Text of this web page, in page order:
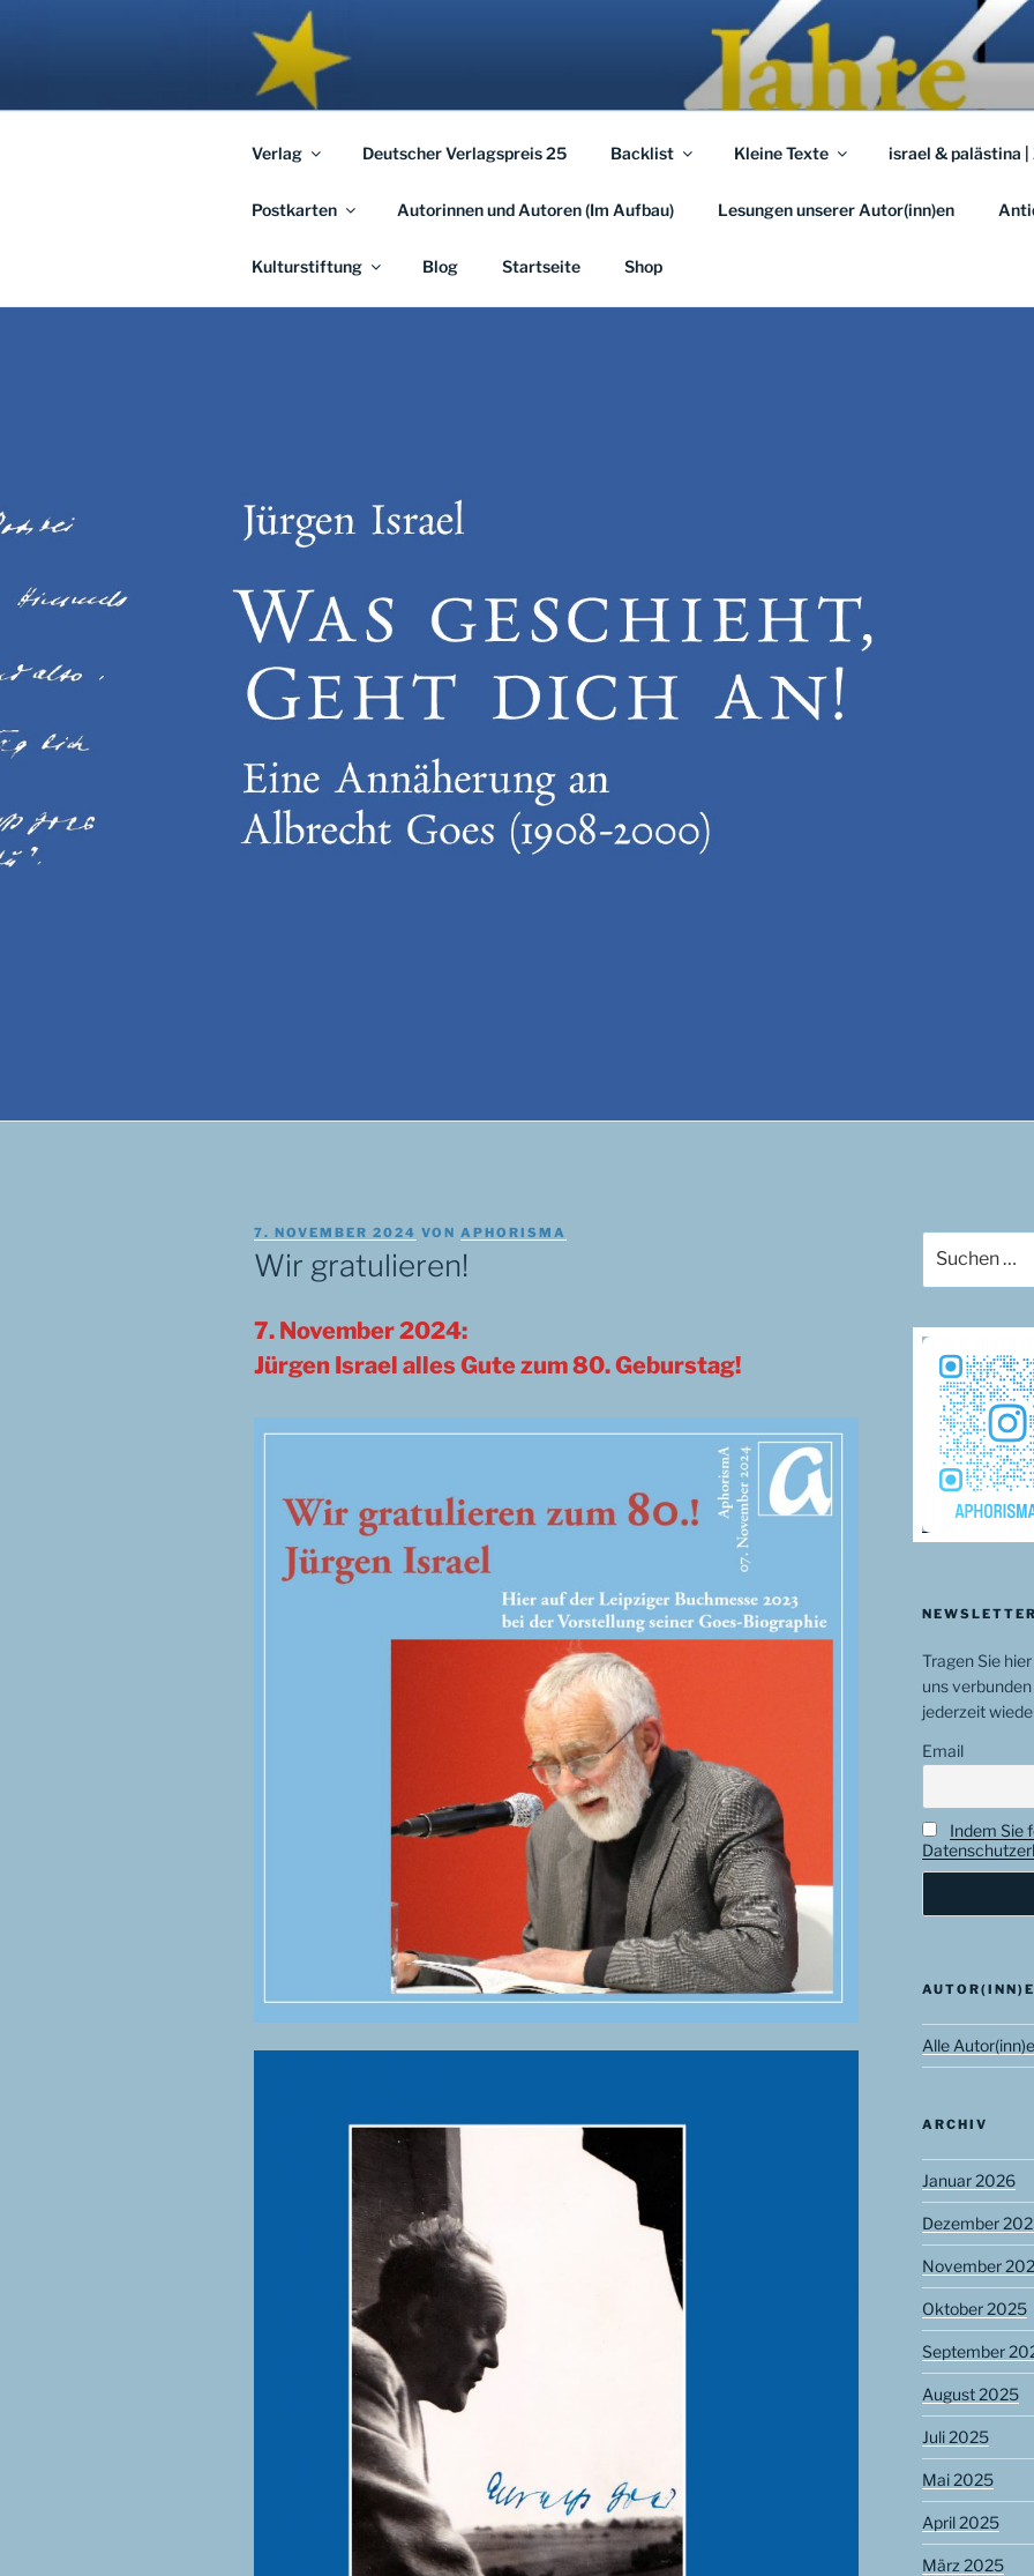
APHORISMA.EU
… links und rechts von Jerusalem …
Verlag Deutscher Verlagspreis 25 Backlist Kleine Texte israel & palästina
Postkarten Autorinnen und Autoren (Im Aufbau) Lesungen unserer Autor(inn)en
Kulturstiftung Blog Startseite Shop
VERÖFFENTLICHT
AM
7. NOVEMBER 2024 VON APHORISMA
Wir gratulieren!
7. November 2024:
Jürgen Israel alles Gute zum 80. Geburstag!
nach:
Tragen Sie
uns
jederzeit
Email
Indem Sie
Alle
ARCHIV
Januar 2026
Dezember
November
Oktober 2025
September
August 2025
Juli 2025
Mai 2025
April 2025
März 2025